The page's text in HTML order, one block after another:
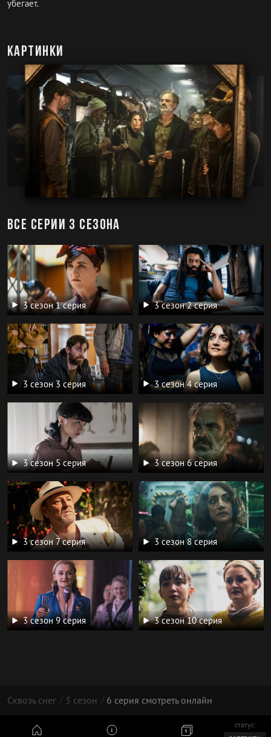
статус:
убегает.
Картинки
Все серии 3 сезона
3 сезон 1 серия 3 сезон 2 серия
3 сезон 3 серия 3 сезон 4 серия
3 сезон 5 серия 3 сезон 6 серия
3 сезон 7 серия 3 сезон 8 серия
3 сезон 9 серия 3 сезон 10 серия
Сквозь снег 3 сезон 6 серия смотреть онлайн